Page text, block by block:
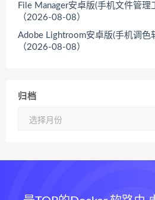
File Manager安卓版(手机文件管
（2026-08-08）
Adobe Lightroom安卓版(手机调色
（2026-08-08）
归档